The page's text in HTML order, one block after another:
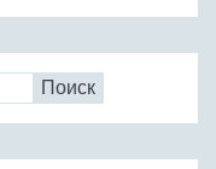
Поиск